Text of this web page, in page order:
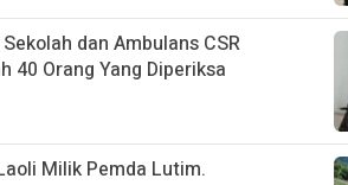
dan Ambulans CSR
40 Orang Yang Diperiksa
Milik Pemda Lutim.